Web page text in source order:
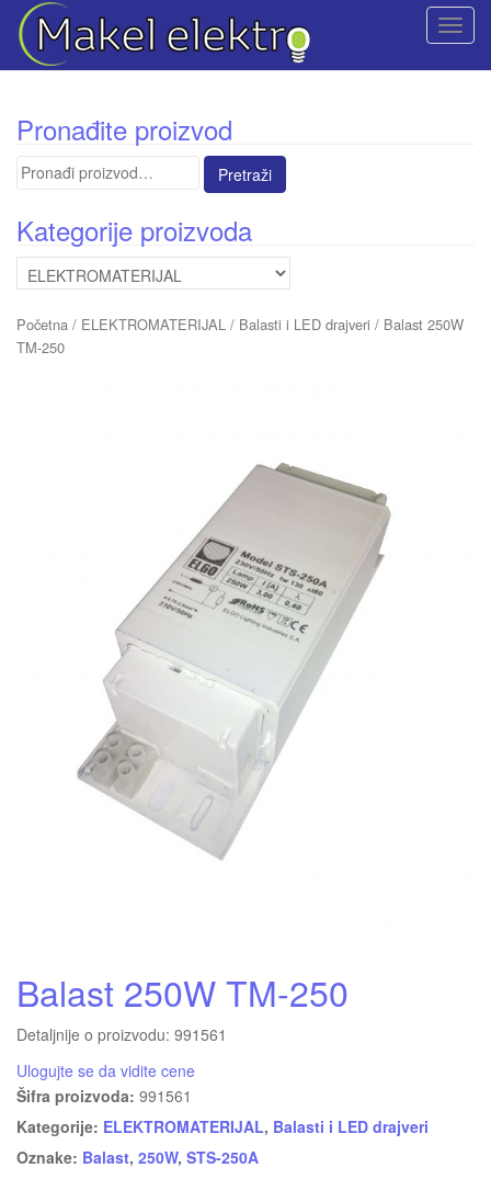
T
t
Pronađite proizvod
Pretraga
Kategorije proizvoda
Početna / ELEKTROMATERIJAL / Balasti i LED drajveri / Balast 250W
TM-250
Balast 250W TM-250
Detaljnije o proizvodu: 991561
Ulogujte se da vidite cene
Šifra proizvoda: 991561
Kategorije: ELEKTROMATERIJAL, Balasti i LED drajveri
Oznake: Balast, 250W, STS-250A